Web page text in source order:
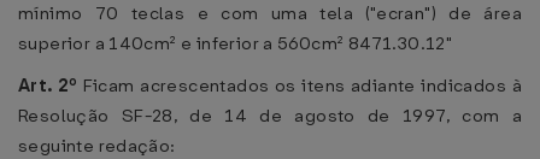
mínimo 70 teclas e com uma tela ("ecran") de área
superior a 140cm² e inferior a 560cm² 8471.30.12"
Art. 2º Ficam acrescentados os itens adiante indicados à
Resolução SF-28, de 14 de agosto de 1997, com a
seguinte redação: